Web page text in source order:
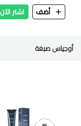
أضف
اشتر الآن
أوجياس صبغة